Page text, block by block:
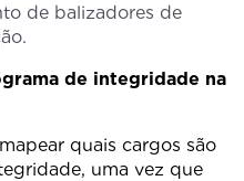
de balizadores de
de integridade na
quais cargos são
uma vez que